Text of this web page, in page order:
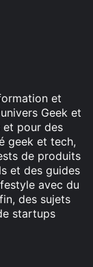
et
Geek et
et pour des
geek et tech,
de produits
et des guides
avec du
des sujets
startups